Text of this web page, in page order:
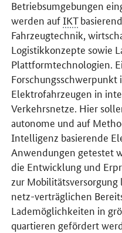
Betriebsumgebungen
werden aufIKT
Fahrzeugtechnik,
Logistikkonzepte sowie
Plattformtechnologien.
Forschungsschwerpunkt
Elektrofahrzeugen in
Verkehrsnetze. Hier
autonome und auf
Intelligenz basierende
Anwendungen getestet
die Entwicklung und
zur
netz-verträglichen
Lademöglichkeiten in
quartieren gefördert